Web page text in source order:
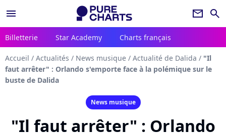
menu newsletter search
Billetterie Star Academy Charts français
Accueil / Actualités / News musique / Actualité de Dalida / "Il
faut arrêter" : Orlando s'emporte face à la polémique sur le
buste de Dalida
News musique
"Il faut arrêter" : Orlando